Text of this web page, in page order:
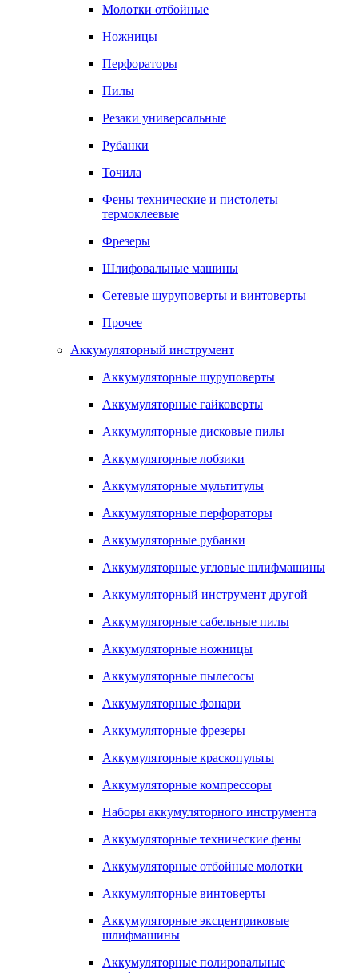
Молотки отбойные
Ножницы
Перфораторы
Пилы
Резаки универсальные
Рубанки
Точила
Фены технические и пистолеты
термоклеевые
Фрезеры
Шлифовальные машины
Сетевые шуруповерты и винтоверты
Прочее
Аккумуляторный инструмент
Аккумуляторные шуруповерты
Аккумуляторные гайковерты
Аккумуляторные дисковые пилы
Аккумуляторные лобзики
Аккумуляторные мультитулы
Аккумуляторные перфораторы
Аккумуляторные рубанки
Аккумуляторные угловые шлифмашины
Аккумуляторный инструмент другой
Аккумуляторные сабельные пилы
Аккумуляторные ножницы
Аккумуляторные пылесосы
Аккумуляторные фонари
Аккумуляторные фрезеры
Аккумуляторные краскопульты
Аккумуляторные компрессоры
Наборы аккумуляторного инструмента
Аккумуляторные технические фены
Аккумуляторные отбойные молотки
Аккумуляторные винтоверты
Аккумуляторные эксцентриковые
шлифмашины
Аккумуляторные полировальные